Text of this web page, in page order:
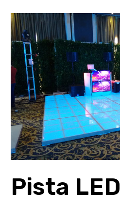
Pista LED